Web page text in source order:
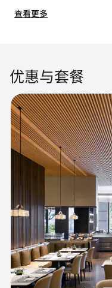
查看更多
优惠与套餐